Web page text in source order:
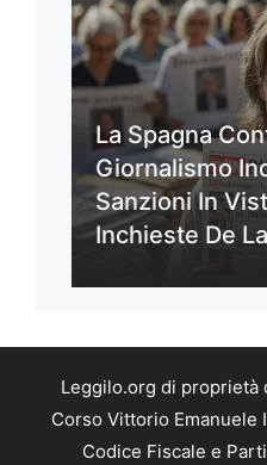
La Spagna
Giornalismo
Sanzioni In
Inchieste De
Leggilo.org di proprietà
Corso Vittorio Emanuele
Codice Fiscale e